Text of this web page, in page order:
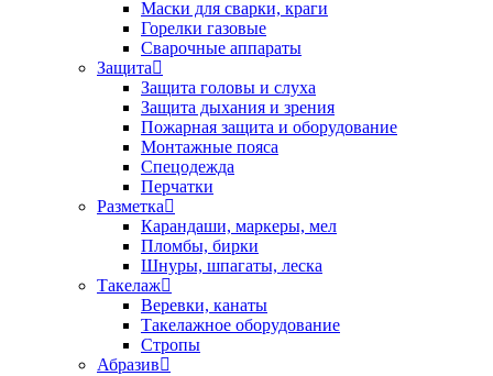
Маски для сварки, краги
Горелки газовые
Сварочные аппараты
Защита
Защита головы и слуха
Защита дыхания и зрения
Пожарная защита и оборудование
Монтажные пояса
Спецодежда
Перчатки
Разметка
Карандаши, маркеры, мел
Пломбы, бирки
Шнуры, шпагаты, леска
Такелаж
Веревки, канаты
Такелажное оборудование
Стропы
Абразив